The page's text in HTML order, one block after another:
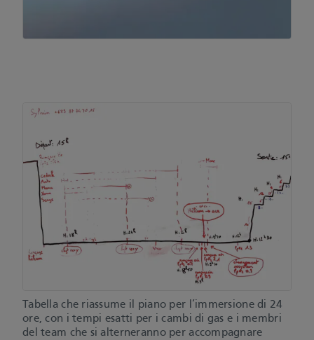
Tabella che riassume il piano per l’immersione di 24
ore, con i tempi esatti per i cambi di gas e i membri
del team che si alterneranno per accompagnare